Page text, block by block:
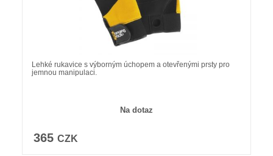
Lehké rukavice s výborným úchopem a otevřenými prsty pro
jemnou manipulaci.
Na dotaz
365 CZK